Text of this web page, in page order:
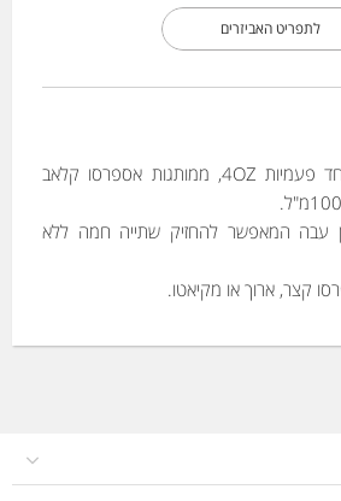
לתפריט האביזרים
שרוול כוסות אספרסו חד פעמיות 4OZ, ממותגות אספרסו קלאב
עבה המאפשר להחזיק שתייה חמה ללא
קצר, ארוך או מקיאטו.